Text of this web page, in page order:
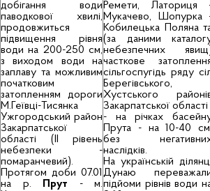
добігання води
паводкової хвилі,
продовжиться
підвищення рівня
води на 200-250 см,
з виходом води на
заплаву та можливим
початковим
затопленням дороги
М.Геївці-Тисянка
Ужгородський район
Закарпатської
області (ІІ рівень
небезпеки -
помаранчевий).
Протягом доби 07.01
на р.
Прут - м.
Ремети, Латориця
Мукачево, Шопурка
Кобилецька Поляна
(за даними
небезпечних
часткове
сільгоспугідь ряду
Берегівського,
Хустського
Закарпатської області
- на річках
Прута - на 10-40
без
наслідків.
На українській
Дунаю
підйоми рівнів води